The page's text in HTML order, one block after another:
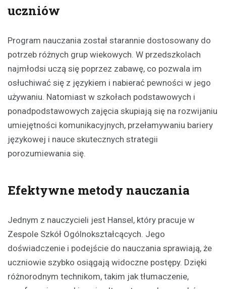
uczniów
Program nauczania został starannie dostosowany do
potrzeb różnych grup wiekowych. W przedszkolach
najmłodsi uczą się poprzez zabawę, co pozwala im
osłuchiwać się z językiem i nabierać pewności w jego
używaniu. Natomiast w szkołach podstawowych i
ponadpodstawowych zajęcia skupiają się na rozwijaniu
umiejętności komunikacyjnych, przełamywaniu bariery
językowej i nauce skutecznych strategii
porozumiewania się.
Efektywne metody nauczania
Jednym z nauczycieli jest Hansel, który pracuje w
Zespole Szkół Ogólnokształcących. Jego
doświadczenie i podejście do nauczania sprawiają, że
uczniowie szybko osiągają widoczne postępy. Dzięki
różnorodnym technikom, takim jak tłumaczenie,